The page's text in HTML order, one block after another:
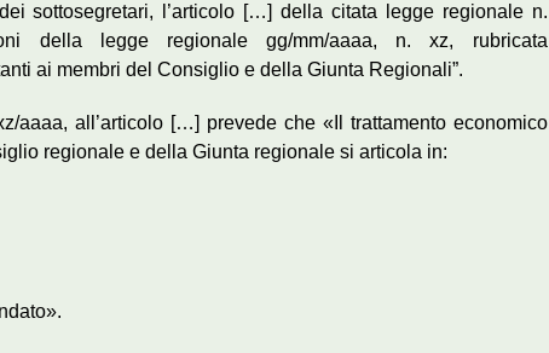
sottosegretari, l’articolo […] della citata legge regionale n.
della legge regionale gg/mm/aaaa, n. xz, rubricata
ai membri del Consiglio e della Giunta Regionali”.
aaaa, all’articolo […] prevede che «Il trattamento economico
regionale e della Giunta regionale si articola in: